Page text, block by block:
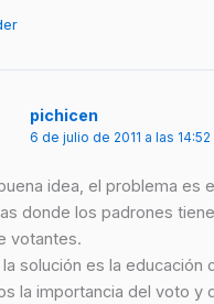
pichicen
6 de julio de 2011 a las 14:52
idea, el problema es
donde los padrones
votantes.
la solución es la educación
la importancia del voto y